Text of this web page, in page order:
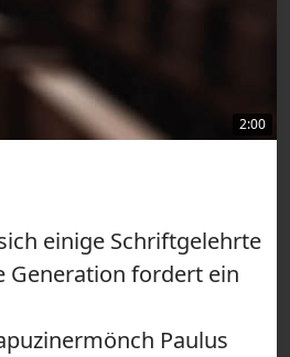
2:00
einige Schriftgelehrte
Generation fordert ein
Paulus